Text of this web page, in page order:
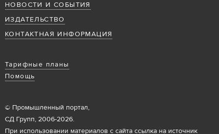
НОВОСТИ И СОБЫТИЯ
ИЗДАТЕЛЬСТВО
КОНТАКТНАЯ ИНФОРМАЦИЯ
Тарифные планы
Помощь
© Промышленный портал,
СД Групп, 2006-2026.
При использовании материалов с сайта ссылка на источник